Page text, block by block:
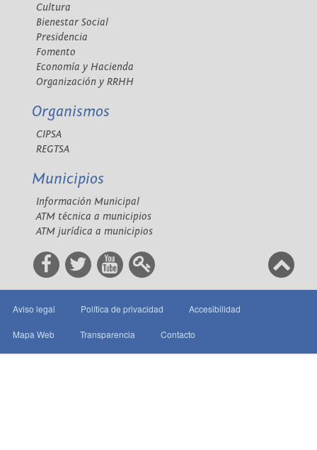
Cultura
Bienestar Social
Presidencia
Fomento
Economía y Hacienda
Organización y RRHH
Organismos
CIPSA
REGTSA
Municipios
Información Municipal
ATM técnica a municipios
ATM jurídica a municipios
Aviso legal Política de privacidad Accesibilidad
Mapa Web Transparencia Contacto